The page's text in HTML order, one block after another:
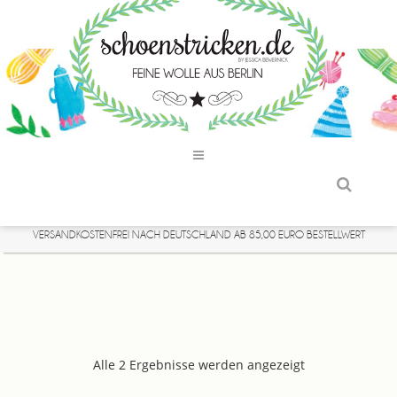
VERSANDKOSTENFREI NACH DEUTSCHLAND AB 85,00 EURO BESTELLWERT
Alle 2 Ergebnisse werden angezeigt